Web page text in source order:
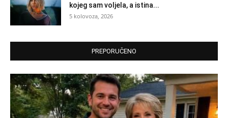
kojeg sam voljela, a istina...
5 kolovoza, 2026
PREPORUČENO